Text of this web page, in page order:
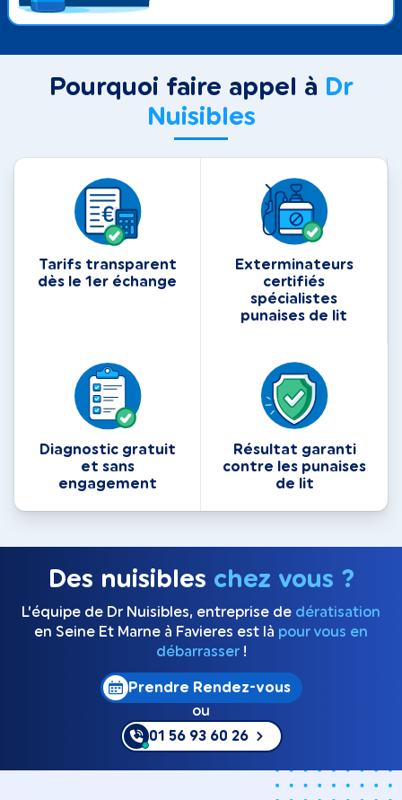
Pourquoi faire appel à Dr
Nuisibles
Tarifs transparent
dès le 1er échange
Exterminateurs
certifiés
spécialistes
punaises de lit
Diagnostic gratuit
et sans
engagement
Résultat garanti
contre les punaises
de lit
Des nuisibles chez vous ?
L’équipe de Dr Nuisibles, entreprise de dératisation
en Seine Et Marne à Favieres est là pour vous en
débarrasser!
Prendre Rendez-vous
ou
01 56 93 60 26